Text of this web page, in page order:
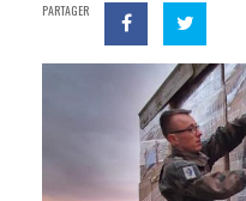
PARTAGER